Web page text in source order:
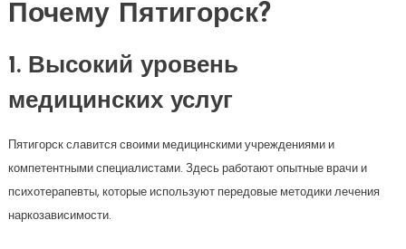
Почему Пятигорск?
1. Высокий уровень
медицинских услуг
Пятигорск славится своими медицинскими учреждениями и
компетентными специалистами. Здесь работают опытные врачи и
психотерапевты, которые используют передовые методики лечения
наркозависимости.